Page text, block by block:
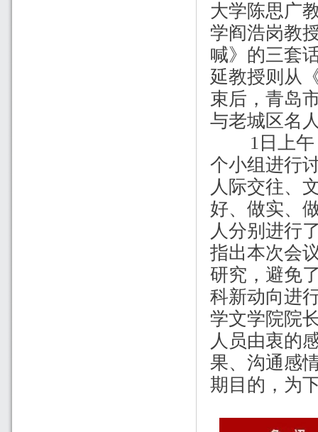
大学陈思广
学阎浩岗教
喊》的三套
延教授则从
束后， 青岛
与老城区名
1 日上
个小组进行
人际交往、
好、 做实、
人分别进行
指出本次会
研究，避免
科新动向进
学文学院院
人员由衷的
果、沟通感
期目的，为